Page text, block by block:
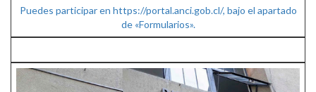
Puedes participar en https://portal.anci.gob.cl/, bajo el apartado
de «Formularios».